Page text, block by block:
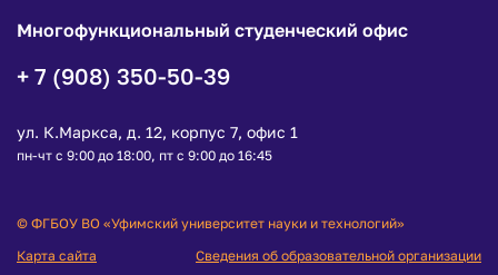
Многофункциональный студенческий офис
+ 7 (908) 350-50-39
ул. К.Маркса, д. 12, корпус 7, офис 1
пн-чт с 9:00 до 18:00, пт с 9:00 до 16:45
© ФГБОУ ВО «Уфимский университет науки и технологий»
Карта сайта
Сведения об образовательной организации